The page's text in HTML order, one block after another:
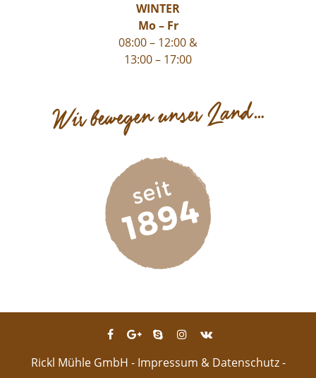
WINTER
Mo – Fr
08:00 – 12:00 &
13:00 – 17:00
Rickl Mühle GmbH - Impressum & Datenschutz-